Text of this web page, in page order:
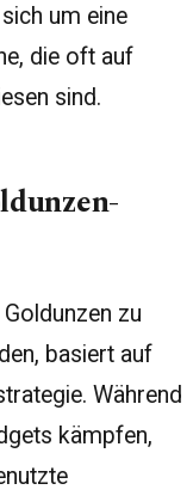
um eine
die oft auf
sind.
zu
basiert auf
Während
kämpfen,